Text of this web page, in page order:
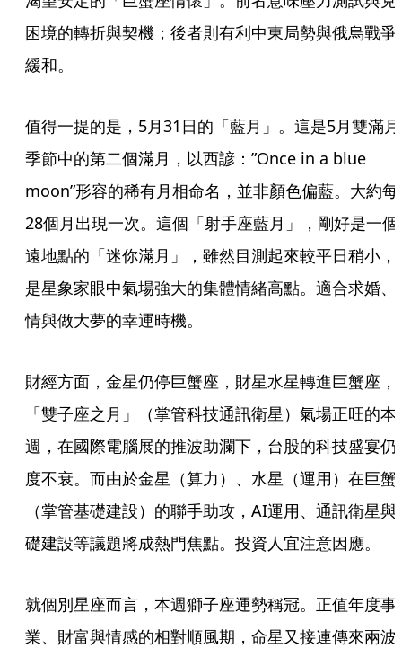
困境的轉折與契機；後者則有利中東局勢與俄烏戰爭
緩和。
值得一提的是，5月31日的「藍月」。這是5月雙滿月
季節中的第二個滿月，以西諺：”Once in a blue
moon”形容的稀有月相命名，並非顏色偏藍。大約每
28個月出現一次。這個「射手座藍月」，剛好是一個
遠地點的「迷你滿月」，雖然目測起來較平日稍小，
是星象家眼中氣場強大的集體情緒高點。適合求婚、
情與做大夢的幸運時機。
財經方面，金星仍停巨蟹座，財星水星轉進巨蟹座，
「雙子座之月」（掌管科技通訊衛星）氣場正旺的本
週，在國際電腦展的推波助瀾下，台股的科技盛宴仍
度不衰。而由於金星（算力）、水星（運用）在巨蟹
（掌管基礎建設）的聯手助攻，AI運用、通訊衛星與
礎建設等議題將成熱門焦點。投資人宜注意因應。
就個別星座而言，本週獅子座運勢稱冠。正值年度事
業、財富與情感的相對順風期，命星又接連傳來兩波